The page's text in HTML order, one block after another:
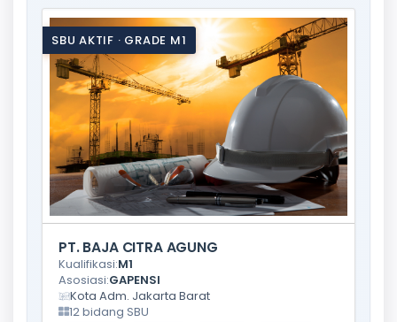
SBU AKTIF · GRADE M1
PT. BAJA CITRA AGUNG
Kualifikasi:M1
Asosiasi:GAPENSI
Kota Adm. Jakarta Barat
12 bidang SBU